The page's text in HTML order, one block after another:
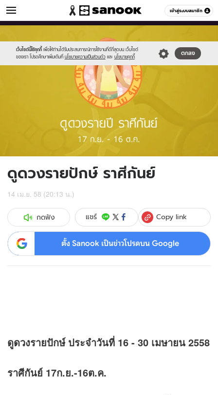
เข้าสู่ระบบสมาชิก
ดูดวง หมวดอื่นๆ
เว็บไซต์นี้ใช้คุกกี้ เพื่อให้ท่านได้รับประสบการณ์การใช้งานที่ดีที่สุดบน เว็บไซต์
ของเรา โปรดศึกษาเพิ่มเติมที่ นโยบายความเป็นส่วนตัว และ นโยบายคุกกี้
ตกลง
new-
sanook.png
ดูดวงรายปักษ์ ราศีกันย์
14 เม.ย. 58 (20:13 น.)
กดฟัง แชร์ Copy link
ตั้ง Sanook เป็นข่าวโปรดบน Google
ดูดวงรายปักษ์ ประจำวันที่ 16 - 30 เมษายน 2558
ราศีกันย์ 17ก.ย.-16ต.ค.